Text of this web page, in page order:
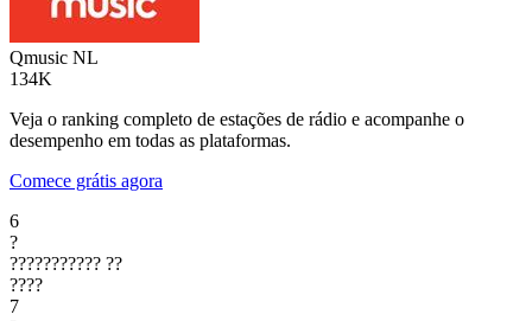
Qmusic NL
134K
Veja o ranking completo de estações de rádio e acompanhe o
desempenho em todas as plataformas.
Comece grátis agora
6
?
??????????? ??
????
7